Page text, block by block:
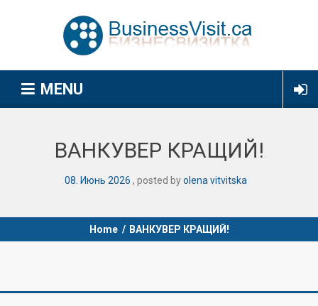
MENU
ВАНКУВЕР КРАЩИЙ!
08 Июнь 2026 posted byolena vitvitska
Home / ВАНКУВЕР КРАЩИЙ!